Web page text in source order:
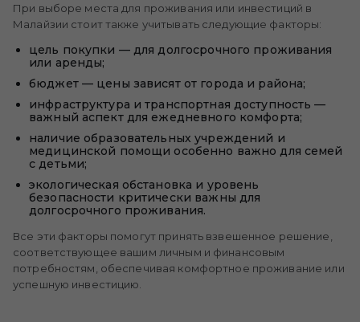
При выборе места для проживания или инвестиций в
Малайзии стоит также учитывать следующие факторы:
цель покупки — для долгосрочного проживания
или аренды;
бюджет — цены зависят от города и района;
инфраструктура и транспортная доступность —
важный аспект для ежедневного комфорта;
наличие образовательных учреждений и
медицинской помощи особенно важно для семей
с детьми;
экологическая обстановка и уровень
безопасности критически важны для
долгосрочного проживания.
Все эти факторы помогут принять взвешенное решение,
соответствующее вашим личным и финансовым
потребностям, обеспечивая комфортное проживание или
успешную инвестицию.